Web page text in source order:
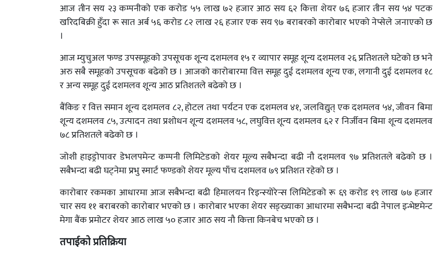
आज तीन सय २३ कम्पनीको एक करोड ५५ लाख ७२ हजार आठ सय ६२ कित्ता शेयर ७६ हजार तीन सय ५४ पटक
खरिदबिक्री हुँदा रू सात अर्ब ५६ करोड ८२ लाख २६ हजार एक सय ९७ बराबरको कारोबार भएको नेप्सेले जनाएको छ
।
आज म्युचुअल फण्ड उपसमूहको उपसूचक शून्य दशमलव १५ र व्यापार समूह शून्य दशमलव २६ प्रतिशतले घटेको छ भने
अरु सबै समूहको उपसूचक बढेको छ । आजको कारोबारमा वित्त समूह दुई दशमलव शून्य एक, लगानी दुई दशमलव १८
र अन्य समूह दुई दशमलव शून्य आठ प्रतिशतले बढेको छ ।
बैंकिङ र वित्त समान शून्य दशमलव ८२, होटल तथा पर्यटन एक दशमलव ४१, जलविद्युत् एक दशमलव ५४, जीवन बिमा
शून्य दशमलव ८५, उत्पादन तथा प्रशोधन शून्य दशमलव ५८, लघुवित्त शून्य दशमलव ६२ र निर्जीवन बिमा शून्य दशमलव
७८ प्रतिशतले बढेको छ ।
जोशी हाइड्रोपावर डेभलपमेन्ट कम्पनी लिमिटेडको शेयर मूल्य सबैभन्दा बढी नौ दशमलव ९७ प्रतिशतले बढेको छ ।
सबैभन्दा बढी घट्नेमा प्रभु स्मार्ट फण्डको शेयर मूल्य पाँच दशमलव ७९ प्रतिशत रहेको छ ।
कारोबार रकमका आधारमा आज सबैभन्दा बढी हिमालयन रिइन्स्योरेन्स लिमिटेडको रू ६९ करोड १९ लाख ७७ हजार
चार सय ११ बराबरको कारोबार भएको छ । कारोबार भएका शेयर सङ्ख्याका आधारमा सबैभन्दा बढी नेपाल इन्भेष्टमेन्ट
मेगा बैंक प्रमोटर शेयर आठ लाख ५० हजार आठ सय नौ कित्ता किनबेच भएको छ ।
तपाईको प्रतिक्रिया